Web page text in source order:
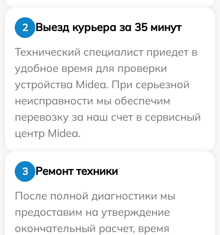
2
Выезд курьера за 35 минут
Технический специалист приедет в
удобное время для проверки
устройства Midea. При серьезной
неисправности мы обеспечим
перевозку за наш счет в сервисный
центр Midea.
3
Ремонт техники
После полной диагностики мы
предоставим на утверждение
окончательный расчет, время